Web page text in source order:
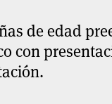
de edad
con